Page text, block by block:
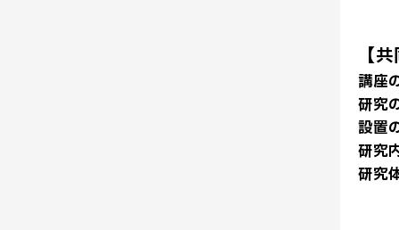
【
講座
研究
設置
研究
研究
分